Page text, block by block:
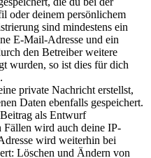
oder deinem persönlichem
sind mindestens ein
E-Mail-Adresse und ein
den Betreiber weitere
wurden, so ist dies für dich
private Nachricht erstellst,
Daten ebenfalls gespeichert.
als Entwurf
Fällen wird auch deine IP-
wird weiterhin bei
Löschen und Ändern von